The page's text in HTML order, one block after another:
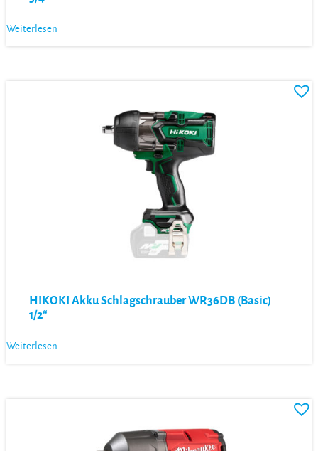
Weiterlesen
HIKOKI Akku Schlagschrauber WR36DB (Basic)
1/2“
Weiterlesen